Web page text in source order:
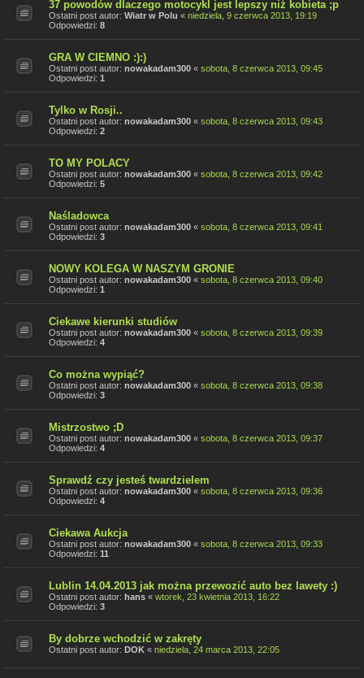
37 powodów dlaczego motocykl jest lepszy niż kobieta ;p
Ostatni post autor: Wiatr w Polu « niedziela, 9 czerwca 2013, 19:19
Odpowiedzi: 8
GRA W CIEMNO :):)
Ostatni post autor: nowakadam300 « sobota, 8 czerwca 2013, 09:45
Odpowiedzi: 1
Tylko w Rosji..
Ostatni post autor: nowakadam300 « sobota, 8 czerwca 2013, 09:43
Odpowiedzi: 2
TO MY POLACY
Ostatni post autor: nowakadam300 « sobota, 8 czerwca 2013, 09:42
Odpowiedzi: 5
Naśladowca
Ostatni post autor: nowakadam300 « sobota, 8 czerwca 2013, 09:41
Odpowiedzi: 3
NOWY KOLEGA W NASZYM GRONIE
Ostatni post autor: nowakadam300 « sobota, 8 czerwca 2013, 09:40
Odpowiedzi: 1
Ciekawe kierunki studiów
Ostatni post autor: nowakadam300 « sobota, 8 czerwca 2013, 09:39
Odpowiedzi: 4
Co można wypiąć?
Ostatni post autor: nowakadam300 « sobota, 8 czerwca 2013, 09:38
Odpowiedzi: 3
Mistrzostwo ;D
Ostatni post autor: nowakadam300 « sobota, 8 czerwca 2013, 09:37
Odpowiedzi: 4
Sprawdź czy jesteś twardzielem
Ostatni post autor: nowakadam300 « sobota, 8 czerwca 2013, 09:36
Odpowiedzi: 4
Ciekawa Aukcja
Ostatni post autor: nowakadam300 « sobota, 8 czerwca 2013, 09:33
Odpowiedzi: 11
Lublin 14.04.2013 jak można przewozić auto bez lawety :)
Ostatni post autor: hans « wtorek, 23 kwietnia 2013, 16:22
Odpowiedzi: 3
By dobrze wchodzić w zakręty
Ostatni post autor: DOK « niedziela, 24 marca 2013, 22:05